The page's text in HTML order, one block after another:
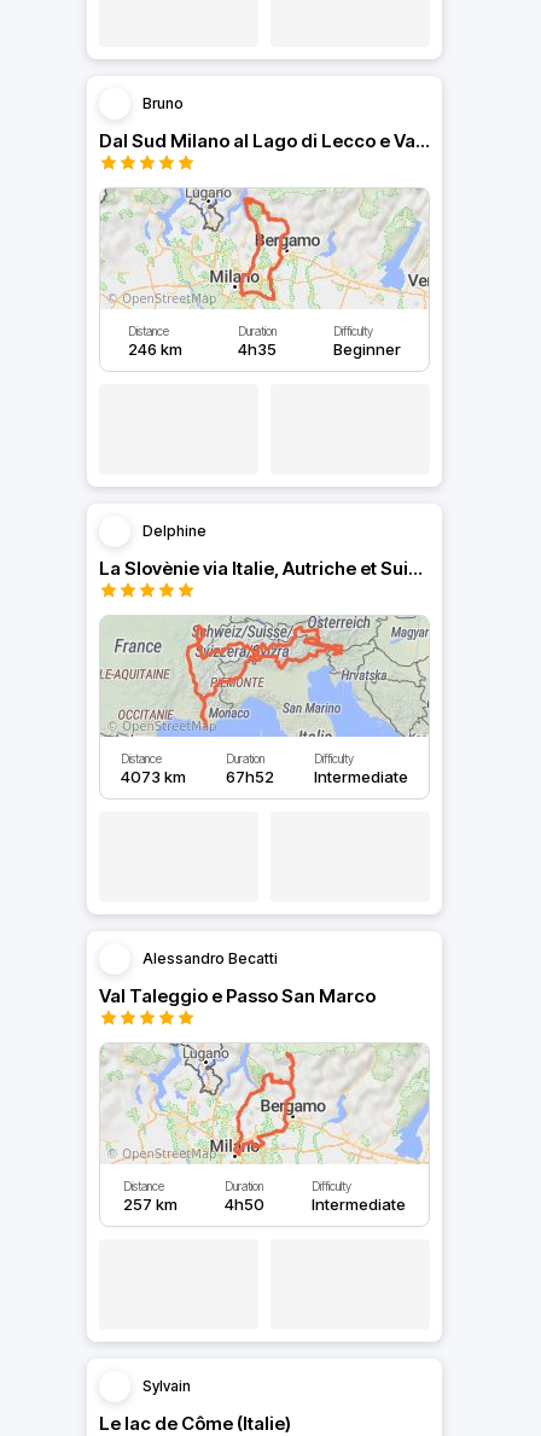
Bruno
Dal Sud Milano al Lago di Lecco e Valli bergamasche
Distance
246 km
Duration
4h35
Difficulty
Beginner
Delphine
La Slovènie via Italie, Autriche et Suisse
Distance
4073 km
Duration
67h52
Difficulty
Intermediate
Alessandro Becatti
Val Taleggio e Passo San Marco
Distance
257 km
Duration
4h50
Difficulty
Intermediate
Sylvain
Le lac de Côme (Italie)